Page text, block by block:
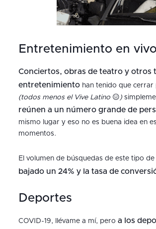
Entretenimiento en vivo
Conciertos, obras de teatro y otros
entretenimientohan tenido que cerrar
(todos menos el Vive Latino 😑 )
reúnen a un número grande de
mismo lugar y eso no es buena idea en
momentos.
El volumen de búsquedas de este tipo de
bajado un 24% y la tasa de
Deportes
COVID-19, llévame a mí, pero a los